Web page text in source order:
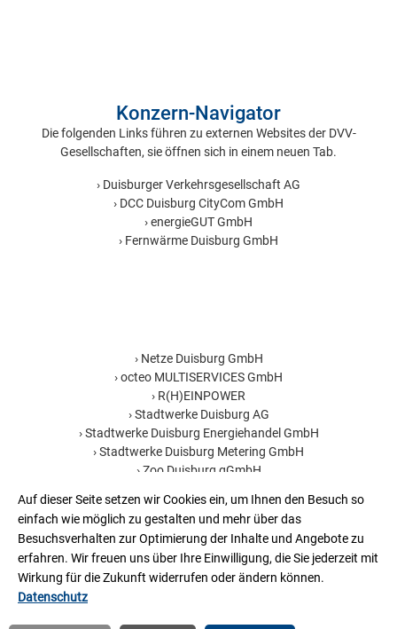
Konzern-Navigator
Die folgenden Links führen zu externen Websites der DVV-
Gesellschaften, sie öffnen sich in einem neuen Tab.
Duisburger Verkehrsgesellschaft AG
DCC Duisburg CityCom GmbH
energieGUT GmbH
Fernwärme Duisburg GmbH
Netze Duisburg GmbH
octeo MULTISERVICES GmbH
R(H)EINPOWER
Stadtwerke Duisburg AG
Stadtwerke Duisburg Energiehandel GmbH
Stadtwerke Duisburg Metering GmbH
Zoo Duisburg gGmbH
Impressum Disclaimer Datenschutz
Deutsch
© Duisburger Versorgungs- und
Verkehrsgesellschaft mbH
Auf dieser Seite setzen wir Cookies ein, um Ihnen den Besuch so
einfach wie möglich zu gestalten und mehr über das
Besuchsverhalten zur Optimierung der Inhalte und Angebote zu
erfahren. Wir freuen uns über Ihre Einwilligung, die Sie jederzeit mit
Wirkung für die Zukunft widerrufen oder ändern können.
Datenschutz